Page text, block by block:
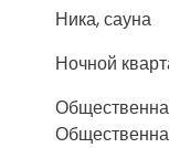
Ника, сауна
Ночной